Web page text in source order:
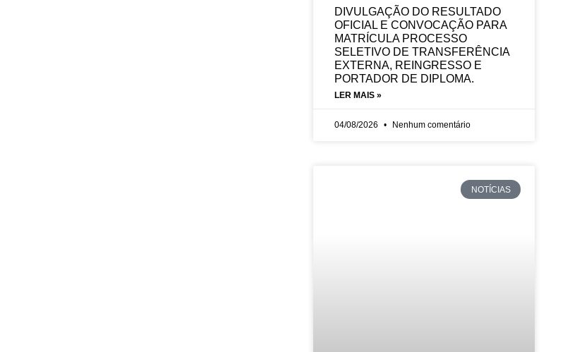
DIVULGAÇÃO DO RESULTADO
OFICIAL E CONVOCAÇÃO PARA
MATRÍCULA PROCESSO
SELETIVO DE TRANSFERÊNCIA
EXTERNA, REINGRESSO E
PORTADOR DE DIPLOMA.
LER MAIS »
04/08/2026 Nenhum comentário
NOTÍCIAS